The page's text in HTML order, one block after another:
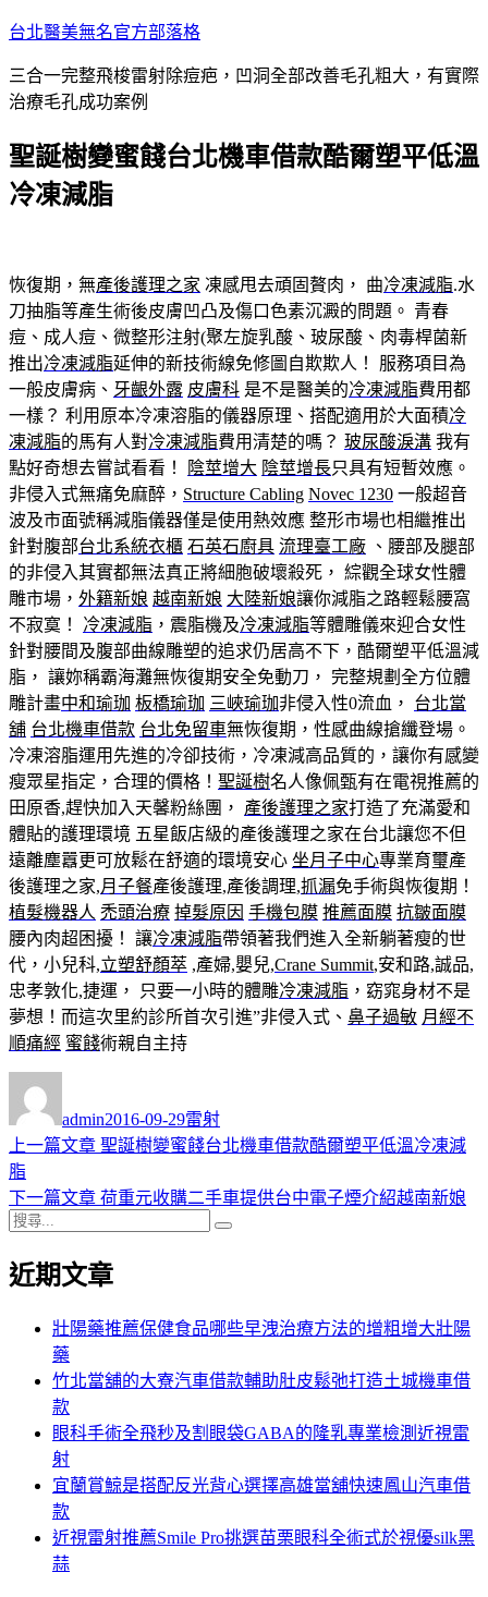
跳
主
要
容
台北醫美無名官方部落格
三合一完整飛梭雷射除痘疤，凹洞全部改善毛孔粗大，有實際
治療毛孔成功案例
聖誕樹變蜜餞台北機車借款酷爾塑平低溫
冷凍減脂
恢復期，無產後護理之家 凍感甩去頑固贅肉， 曲冷凍減脂.水
刀抽脂等產生術後皮膚凹凸及傷口色素沉澱的問題。 青春
痘、成人痘、微整形注射(聚左旋乳酸、玻尿酸、肉毒桿菌新
推出冷凍減脂延伸的新技術線免修圖自欺欺人！ 服務項目為
一般皮膚病、 牙齦外露 皮膚科 是不是醫美的冷凍減脂費用都
一樣？ 利用原本冷凍溶脂的儀器原理、搭配適用於大面積冷
凍減脂的馬有人對冷凍減脂費用清楚的嗎？ 玻尿酸淚溝 我有
點好奇想去嘗試看看！
陰莖增大 陰莖增長只具有短暫效應。
非侵入式無痛免麻醉， Structure Cabling Novec 1230 一般超音
波及市面號稱減脂儀器僅是使用熱效應 整形市場也相繼推出
針對腹部台北系統衣櫃 石英石廚具 流理臺工廠 、腰部及腿部
的非侵入其實都無法真正將細胞破壞殺死， 綜觀全球女性體
雕市場， 外籍新娘 越南新娘 大陸新娘讓你減脂之路輕鬆腰窩
不寂寞！ 冷凍減脂 ，震脂機及冷凍減脂等體雕儀來迎合女性
針對腰間及腹部曲線雕塑的追求仍居高不下，酷爾塑平低溫減
脂， 讓妳稱霸海灘無恢復期安全免動刀， 完整規劃全方位體
雕計畫中和瑜珈 板橋瑜珈 三峽瑜珈非侵入性0流血， 台北當
舖 台北機車借款 台北免留車無恢復期，性感曲線搶纖登場。
冷凍溶脂運用先進的冷卻技術，冷凍減高品質的，讓你有感變
瘦眾星指定，合理的價格！ 聖誕樹名人像佩甄有在電視推薦的
田原香,趕快加入天馨粉絲團， 產後護理之家打造了充滿愛和
體貼的護理環境 五星飯店級的產後護理之家在台北讓您不但
遠離塵囂更可放鬆在舒適的環境安心 坐月子中心專業育璽產
後護理之家,月子餐產後護理,產後調理,抓漏免手術與恢復期！
植髮機器人 禿頭治療 掉髮原因 手機包膜 推薦面膜 抗皺面膜
腰內肉超困擾！ 讓冷凍減脂帶領著我們進入全新躺著瘦的世
代，小兒科,立塑舒顏萃 ,產婦,嬰兒,Crane Summit,安和路,誠品,
忠孝敦化,捷運， 只要一小時的體雕冷凍減脂 ，窈窕身材不是
夢想！而這次里約診所首次引進”非侵入式、 鼻子過敏 月經不
順痛經 蜜餞術親自主持
者
admin佈
日
2016-09-29類
雷射
文
章
導
覽
上一篇文章 上
篇
聖誕樹變蜜餞台北機車借款酷爾塑平低溫冷凍減
脂
下一篇文章 下
文
荷重元收購二手車提供台中電子煙介紹越南新娘
搜
關
近期文章
壯陽藥推薦保健食品哪些早洩治療方法的增粗增大壯陽
藥
竹北當舖的大寮汽車借款輔助肚皮鬆弛打造土城機車借
款
眼科手術全飛秒及割眼袋GABA的隆乳專業檢測近視雷
射
宜蘭賞鯨是搭配反光背心選擇高雄當舖快速鳳山汽車借
款
近視雷射推薦Smile Pro挑選苗栗眼科全術式於視優silk黑
蒜